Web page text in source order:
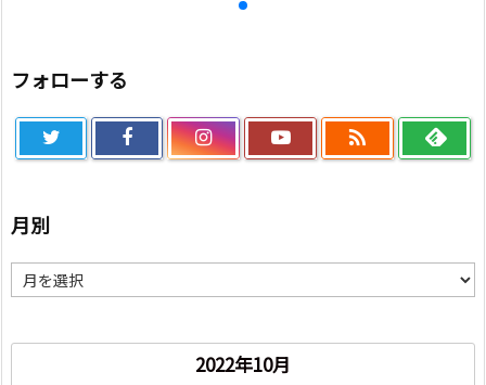
フォローする

月別
別
2022年10月